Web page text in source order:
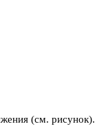
(см. рисунок).